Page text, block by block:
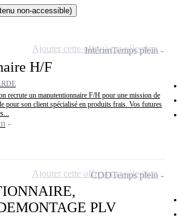
non-accessible)
H/F
recrute un manutentionnaire F/H pour une mission de
pour son client spécialisé en produits frais. Vos futures
IntérimTemps plein
Ajouter cette offre à ma sélection
PLV
CDDTemps plein
Ajouter cette offre à ma sélection